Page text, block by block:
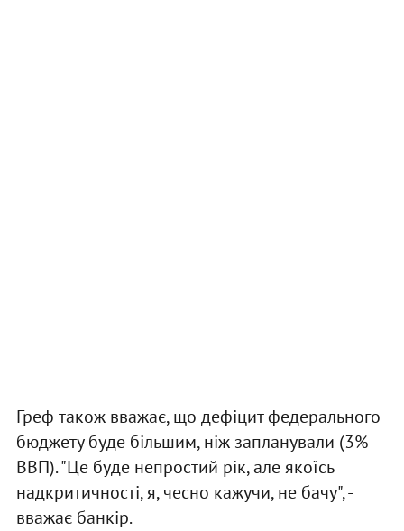
Греф також вважає, що дефіцит федерального
бюджету буде більшим, ніж запланували (3%
ВВП). "Це буде непростий рік, але якоїсь
надкритичності, я, чесно кажучи, не бачу", -
вважає банкір.